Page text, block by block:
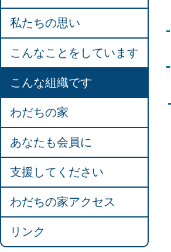
私たちの思い
こんなことをしています
こんな組織です
わだちの家
あなたも会員に
支援してください
わだちの家アクセス
リンク